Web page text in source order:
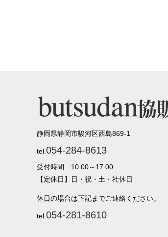
静岡県静岡市駿河区西島869-1
tel. 054-284-8613
受付時間 10:00～17:00
【定休日】日・祝・土・社休日
休日の場合は下記までご連絡ください。
tel. 054-281-8610